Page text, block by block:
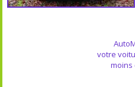
votre
moins